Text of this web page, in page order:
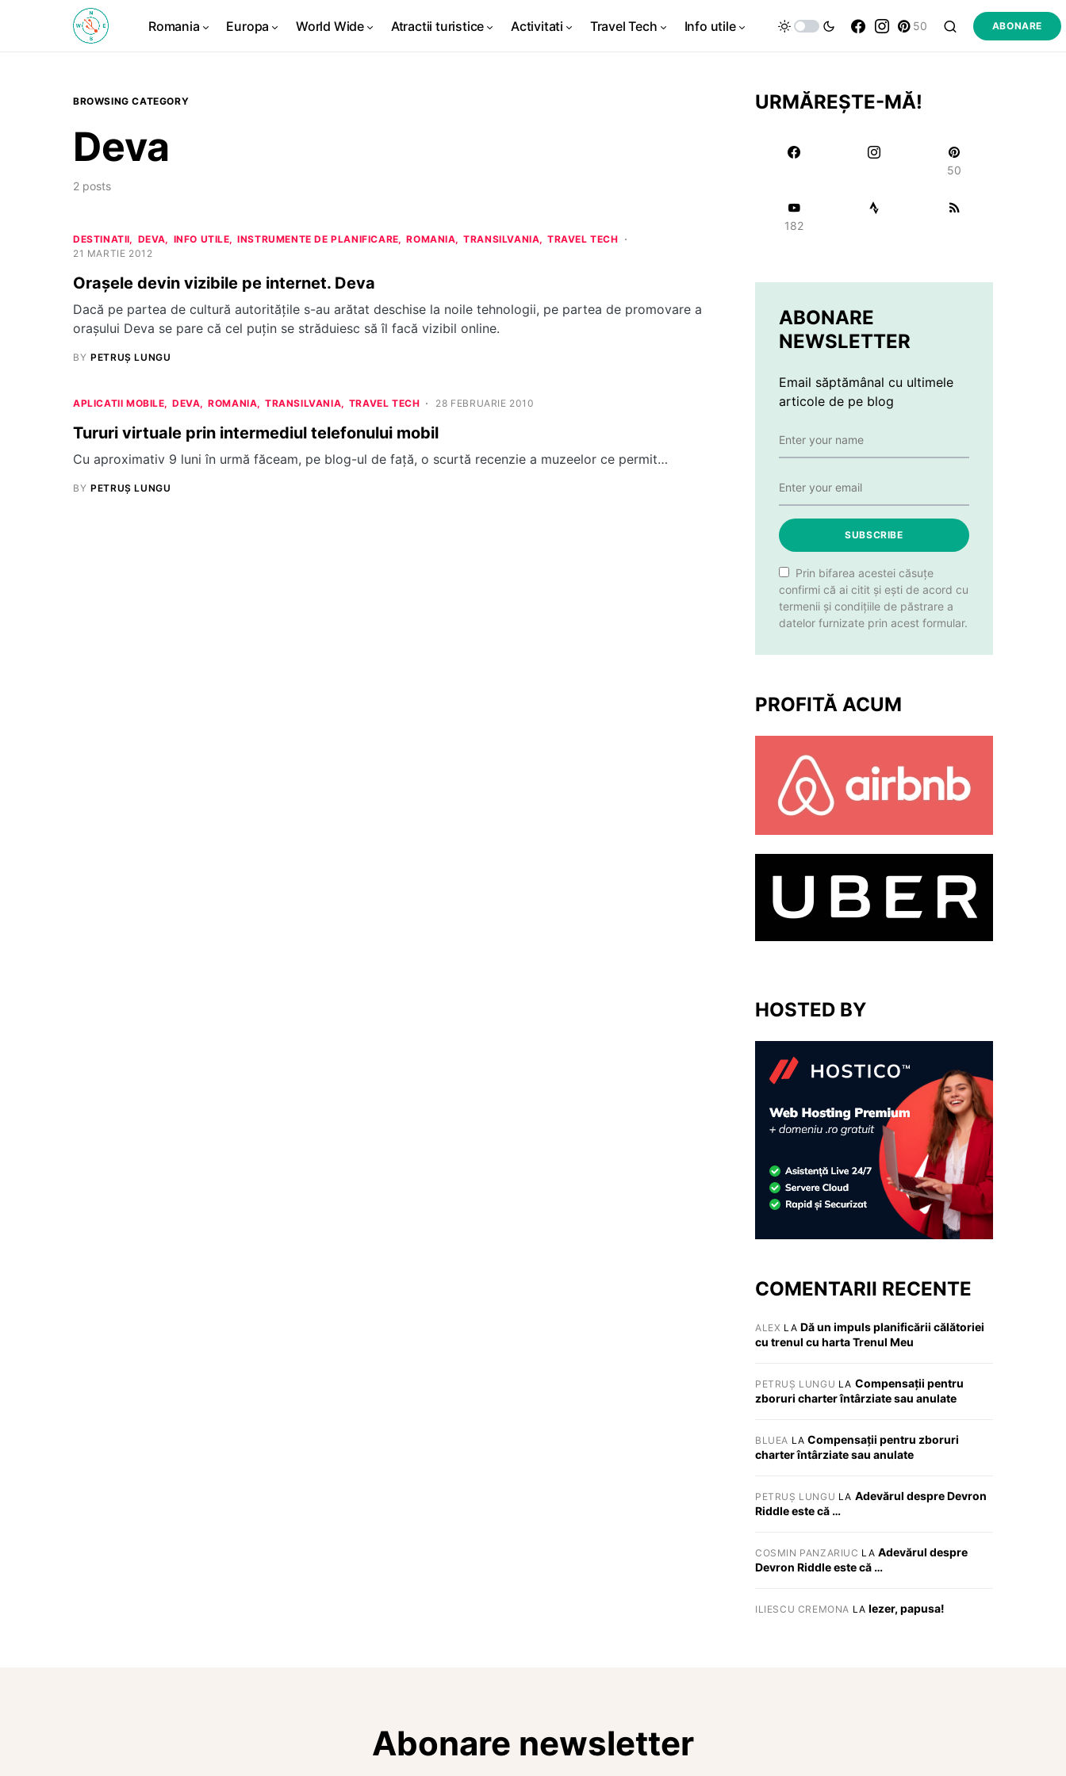
Romania Europa World Wide Atractii turistice Activitati Travel Tech Info utile 50 ABONARE
BROWSING CATEGORY
Deva
2 posts
DESTINATII DEVA INFO UTILE INSTRUMENTE DE PLANIFICARE ROMANIA TRANSILVANIA
TRAVEL TECH
21 MARTIE 2012
Oraşele devin vizibile pe internet. Deva
Dacă pe partea de cultură autorităţile s-au arătat deschise la noile tehnologii, pe partea de promovare a
oraşului Deva se pare că cel puţin se străduiesc să îl facă vizibil online.
BY PETRUȘ LUNGU
APLICATII MOBILE DEVA ROMANIA TRANSILVANIA TRAVEL TECH 28 FEBRUARIE 2010
Tururi virtuale prin intermediul telefonului mobil
Cu aproximativ 9 luni în urmă făceam, pe blog-ul de faţă, o scurtă recenzie a muzeelor ce permit…
BY PETRUȘ LUNGU
URMĂREȘTE-MĂ!
50
182
ABONARE
NEWSLETTER
Email săptămânal cu ultimele
articole de pe blog
SUBSCRIBE
Prin bifarea acestei căsuțe
confirmi că ai citit și ești de acord cu
termenii și condițiile de păstrare a
datelor furnizate prin acest formular.
PROFITĂ ACUM
HOSTED BY
COMENTARII RECENTE
ALEX LA Dă un impuls planificării călătoriei
cu trenul cu harta Trenul Meu
PETRUȘ LUNGU LA Compensații pentru
zboruri charter întârziate sau anulate
BLUEA LACompensații pentru zboruri
charter întârziate sau anulate
PETRUȘ LUNGU LA Adevărul despre Devron
Riddle este că …
COSMIN PANZARIUC LA Adevărul despre
Devron Riddle este că …
ILIESCU CREMONA LA Iezer, papusa!
Abonare newsletter